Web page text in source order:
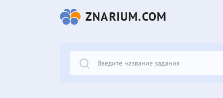
ZNARIUM.COM